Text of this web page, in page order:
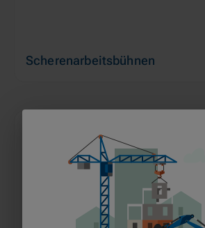
Scherenarbeitsbühnen